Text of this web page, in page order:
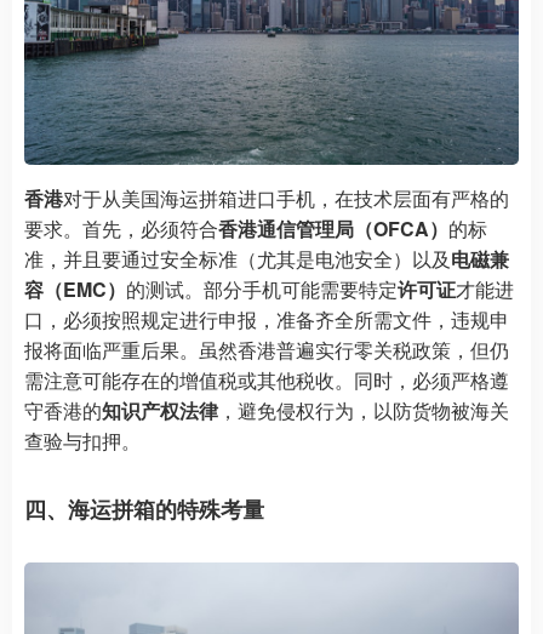
香港对于从美国海运拼箱进口手机，在技术层面有严格的
要求。首先，必须符合香港通信管理局（OFCA） 的标
准，并且要通过安全标准（尤其是电池安全）以及电磁兼
容（EMC） 的测试。部分手机可能需要特定许可证才能进
口，必须按照规定进行申报，准备齐全所需文件，违规申
报将面临严重后果。虽然香港普遍实行零关税政策，但仍
需注意可能存在的增值税或其他税收。同时，必须严格遵
守香港的知识产权法律，避免侵权行为，以防货物被海关
查验与扣押。
四、海运拼箱的特殊考量